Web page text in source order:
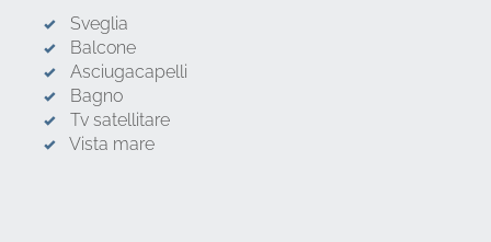
Sveglia
Balcone
Asciugacapelli
Bagno
Tv satellitare
Vista mare